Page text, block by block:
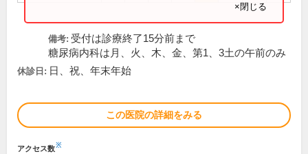
×閉じる
備考: 受付は診療終了15分前まで
糖尿病内科は月、火、木、金、第1、3土の午前のみ
休診日: 日、祝、年末年始
この医院の詳細をみる
アクセス数※